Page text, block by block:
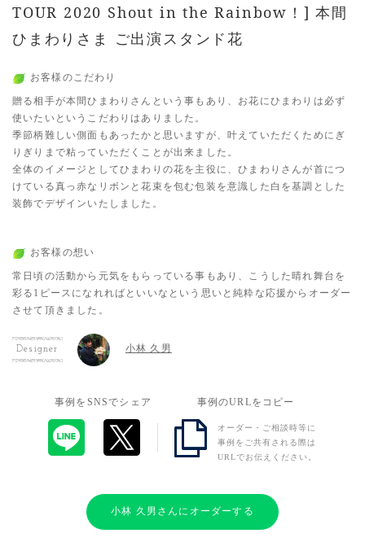
TOUR 2020 Shout in the Rainbow！] 本間
ひまわりさま ご出演スタンド花
お客様のこだわり
贈る相手が本間ひまわりさんという事もあり、お花にひまわりは必ず
使いたいというこだわりはありました。
季節柄難しい側面もあったかと思いますが、叶えていただくためにぎ
りぎりまで粘っていただくことが出来ました。
全体のイメージとしてひまわりの花を主役に、ひまわりさんが首につ
けている真っ赤なリボンと花束を包む包装を意識した白を基調とした
装飾でデザインいたしました。
お客様の想い
常日頃の活動から元気をもらっている事もあり、こうした晴れ舞台を
彩る1ピースになれればといいなという思いと純粋な応援からオーダー
させて頂きました。
Designer 小林 久男
事例をSNSでシェア 事例のURLをコピー
オーダー・ご相談時等に
事例をご共有される際は
URLでお伝えください。
小林 久男さんにオーダーする